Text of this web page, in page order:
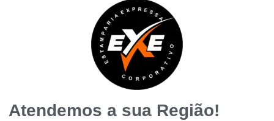
Atendemos a sua Região!